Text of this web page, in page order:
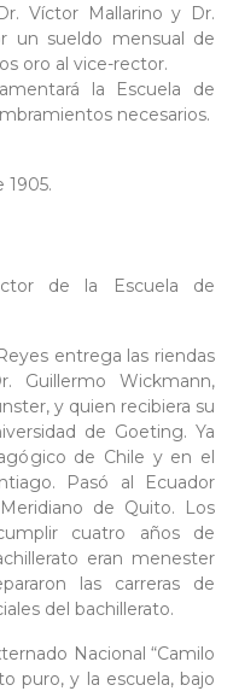
Víctor Mallarino y Dr.
un sueldo mensual de
oro al vice-rector.
la Escuela de
necesarios.
de la Escuela de
entrega las riendas
Guillermo Wickmann,
y quien recibiera su
de Goeting. Ya
de Chile y en el
Pasó al Ecuador
de Quito. Los
cuatro años de
eran menester
las carreras de
del bachillerato.
Nacional “Camilo
puro, y la escuela, bajo